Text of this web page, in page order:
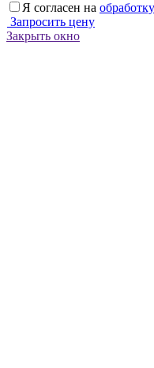
Я согласен на
Запросить цену
Закрыть окно